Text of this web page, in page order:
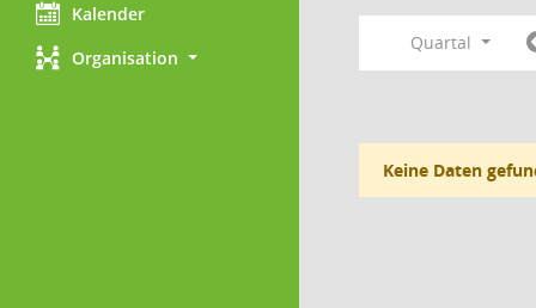
Kalender
Organisation
Quartal
Keine Daten